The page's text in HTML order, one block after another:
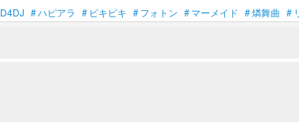
D4DJ #ハピアラ # ピキピキ #フォトン #マーメイド #燐舞曲 #